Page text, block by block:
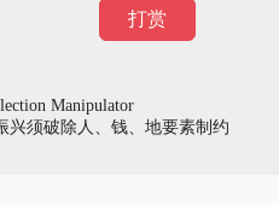
打赏
Manipulator
兴须破除人、钱、地要素制约